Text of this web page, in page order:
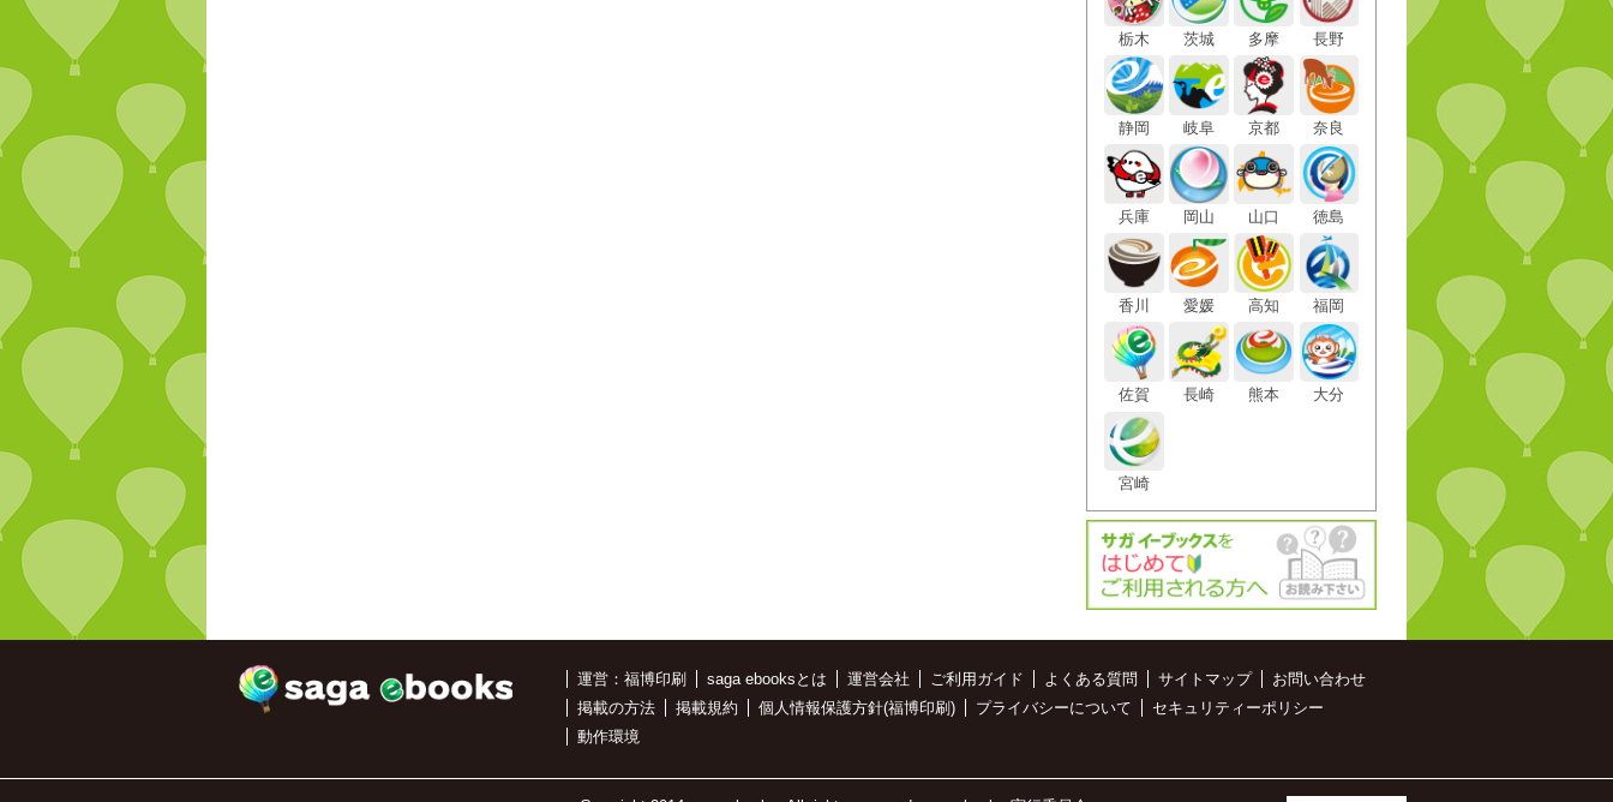
栃木 茨城 多摩 長野
静岡 岐阜 京都 奈良
兵庫 岡山 山口 徳島
香川 愛媛 高知 福岡
佐賀 長崎 熊本 大分
宮崎
運営：福博印刷 saga ebooksとは 運営会社 ご利用ガイド よくある質問 サイトマップ
お問い合わせ
掲載の方法
掲載規約 個人情報保護方針(福博印刷) プライバシーについて
セキュリティーポリシー
動作環境